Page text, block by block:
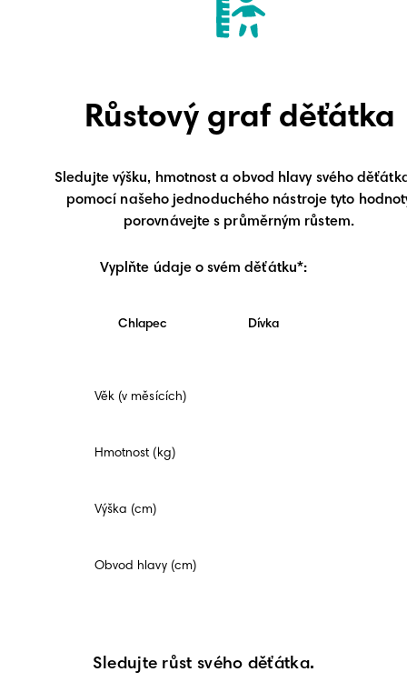
Růstový graf děťátka
Sledujte výšku, hmotnost a obvod hlavy svého
pomocí našeho jednoduchého nástroje tyto
porovnávejte s průměrným růstem.
Vyplňte údaje o svém děťátku*:
Chlapec Dívka
pole
Věk (v měsících)
Hmotnost (kg)
Výška (cm)
Obvod hlavy (cm)
Sledujte růst svého děťátka.